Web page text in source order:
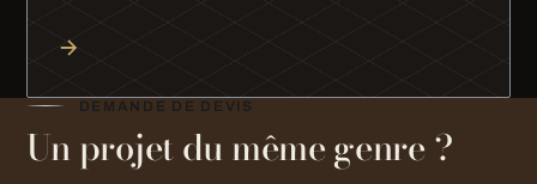
DEMANDE DE DEVIS
Un projet du même genre ?